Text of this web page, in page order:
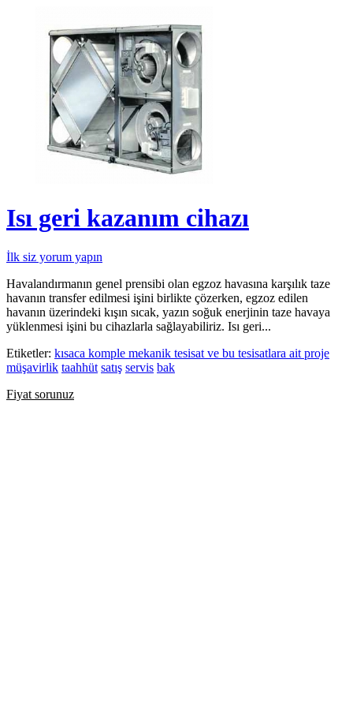
Isı geri kazanım cihazı
İlk siz yorum yapın
Havalandırmanın genel prensibi olan egzoz havasına karşılık taze
havanın transfer edilmesi işini birlikte çözerken, egzoz edilen
havanın üzerindeki kışın sıcak, yazın soğuk enerjinin taze havaya
yüklenmesi işini bu cihazlarla sağlayabiliriz. Isı geri...
Etiketler: kısaca komple mekanik tesisat ve bu tesisatlara ait proje
müşavirlik taahhüt satış servis bak
Fiyat sorunuz